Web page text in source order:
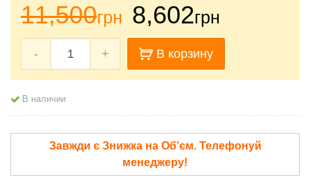
11,500грн 8,602грн
- + В корзину
В наличии
Завжди є Знижка на Об’єм. Телефонуй
менеджеру!